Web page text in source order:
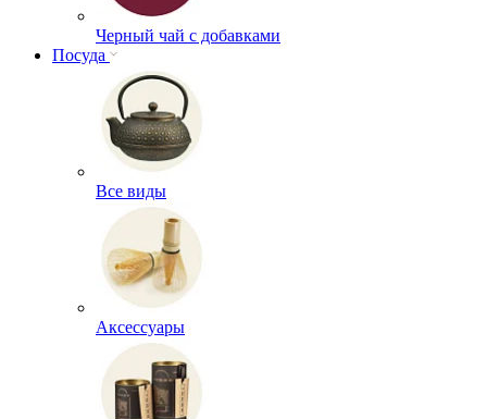
Черный чай с добавками
Посуда
Все виды
Аксессуары